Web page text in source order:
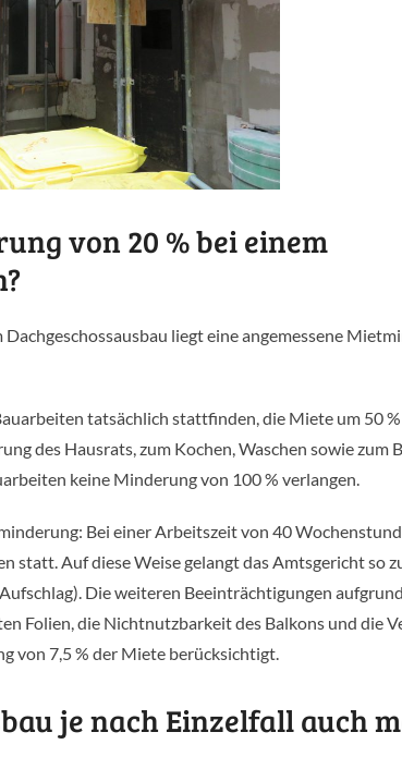
von 20 % bei einem
liegt eine angemessene
tatsächlich stattfinden, die Miete um 50
des Hausrats, zum Kochen, Waschen sowie zum
keine Minderung von 100 % verlangen.
Bei einer Arbeitszeit von 40
statt. Auf diese Weise gelangt das Amtsgericht so
Die weiteren Beeinträchtigungen
Folien, die Nichtnutzbarkeit des Balkons und die
von 7,5 % der Miete berücksichtigt.
je nach Einzelfall auch